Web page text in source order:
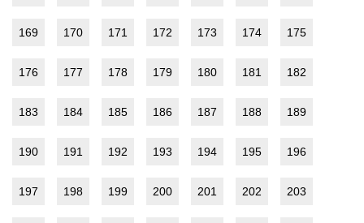
169 170 171 172 173 174 175
176 177 178 179 180 181 182
183 184 185 186 187 188 189
190 191 192 193 194 195 196
197 198 199 200 201 202 203